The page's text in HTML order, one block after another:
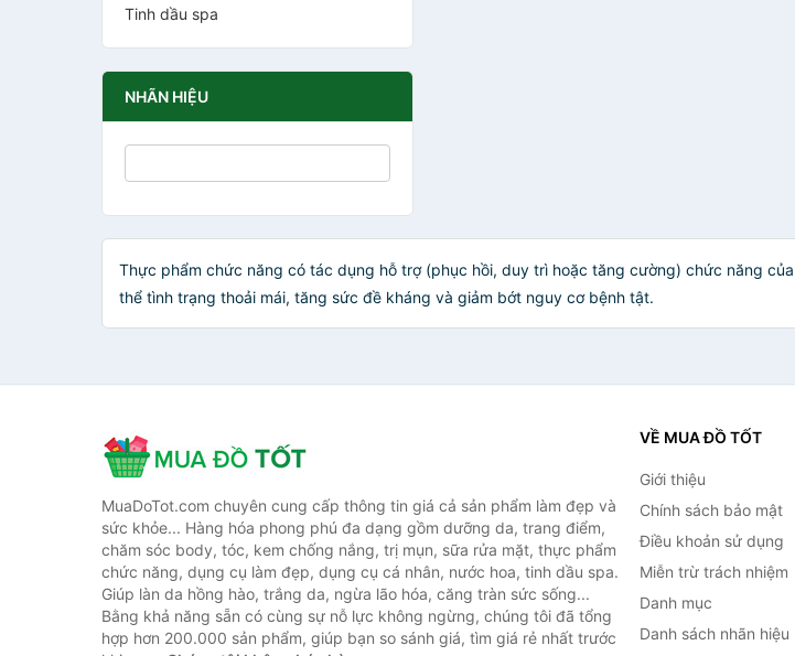
Tinh dầu spa
NHÃN HIỆU
Thực phẩm chức năng có tác dụng hỗ trợ (phục hồi, duy trì hoặc tăng cường) chức năng
thể tình trạng thoải mái, tăng sức đề kháng và giảm bớt nguy cơ bệnh tật.
MuaDoTot.com chuyên cung cấp thông tin giá cả sản phẩm làm đẹp và
sức khỏe... Hàng hóa phong phú đa dạng gồm dưỡng da, trang điểm,
chăm sóc body, tóc, kem chống nắng, trị mụn, sữa rửa mặt, thực phẩm
chức năng, dụng cụ làm đẹp, dụng cụ cá nhân, nước hoa, tinh dầu spa.
Giúp làn da hồng hào, trắng da, ngừa lão hóa, căng tràn sức sống...
Bằng khả năng sẵn có cùng sự nỗ lực không ngừng, chúng tôi đã tổng
hợp hơn 200.000 sản phẩm, giúp bạn so sánh giá, tìm giá rẻ nhất trước
VỀ MUA ĐỒ TỐT
Giới thiệu
Chính sách bảo mật
Điều khoản sử dụng
Miễn trừ trách nhiệm
Danh mục
Danh sách nhãn hiệu